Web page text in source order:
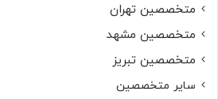
متخصصین تهران
متخصصین مشهد
متخصصین تبریز
سایر متخصصین